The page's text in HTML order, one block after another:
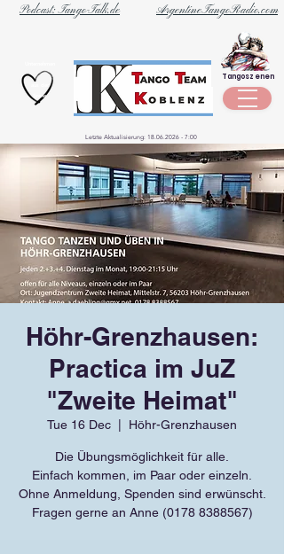
ArgentineTangoRadio.com
Podcast: Tango-Talk.de
Szene
Tangoszenen
Letzte Aktualisierung: 18.06.2026 - 7:00
Höhr-Grenzhausen:
Practica im JuZ
"Zweite Heimat"
Tue 16 Dec Höhr-Grenzhausen
Die Übungsmöglichkeit für alle.
Einfach kommen, im Paar oder einzeln.
Ohne Anmeldung, Spenden sind erwünscht.
Fragen gerne an Anne (0178 8388567)